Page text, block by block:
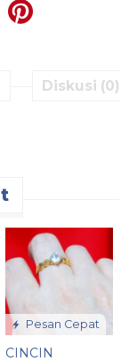
Diskusi (0)
Pesan Cepat
CINCIN